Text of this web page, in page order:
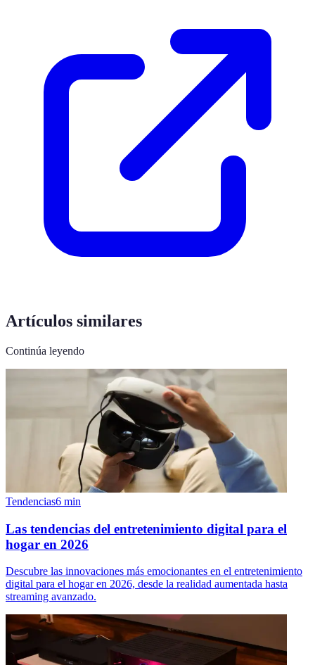
Artículos similares
Continúa leyendo
Tendencias6 min
Las tendencias del entretenimiento digital para el
hogar en 2026
Descubre las innovaciones más emocionantes en el entretenimiento
digital para el hogar en 2026, desde la realidad aumentada hasta
streaming avanzado.